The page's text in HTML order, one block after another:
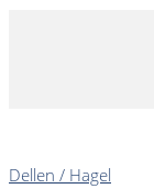
Dellen / Hagel